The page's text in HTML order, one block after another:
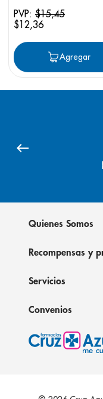
PVP: $15,45
$12,36
Agregar
Quienes Somos
Recompensas y
Servicios
Convenios